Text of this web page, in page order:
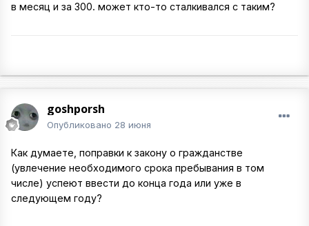
в месяц и за 300. может кто-то сталкивался с таким?
goshporsh
Опубликовано 28 июня
Как думаете, поправки к закону о гражданстве
(увлечение необходимого срока пребывания в том
числе) успеют ввести до конца года или уже в
следующем году?